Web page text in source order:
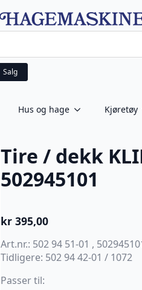
Salg
Hus og hage Kjøretøy
Tire / dekk
502945101
kr 395,00
Art.nr.: 502 94 51-01 ,
Tidligere: 502 94 42-01 / 1072
Passer til: